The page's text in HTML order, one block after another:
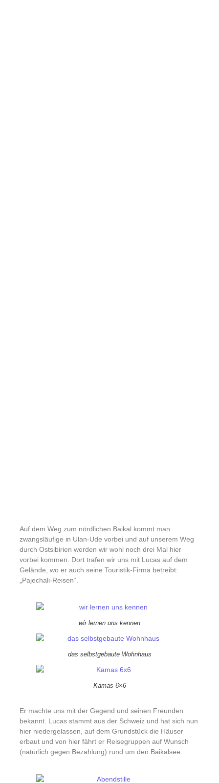
Auf dem Weg zum nördlichen Baikal kommt man
zwangsläufige in Ulan-Ude vorbei und auf unserem Weg
durch Ostsibirien werden wir wohl noch drei Mal hier
vorbei kommen. Dort trafen wir uns mit Lucas auf dem
Gelände, wo er auch seine Touristik-Firma betreibt:
„Pajechali-Reisen“.
wir lernen uns kennen
das selbstgebaute Wohnhaus
Kamas 6×6
Er machte uns mit der Gegend und seinen Freunden
bekannt. Lucas stammt aus der Schweiz und hat sich nun
hier niedergelassen, auf dem Grundstück die Häuser
erbaut und von hier fährt er Reisegruppen auf Wunsch
(natürlich gegen Bezahlung) rund um den Baikalsee.